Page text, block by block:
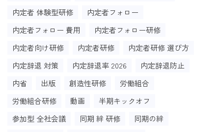
内定者 体験型研修
内定者フォロー
内定者フォロー 費用
内定者フォロー研修
内定者向け研修
内定者研修
内定者研修 選び方
内定辞退 対策
内定辞退率 2026
内定辞退防止
内省
出版 創造性研修
労働組合
労働組合研修
動画
半期キックオフ
参加型 全社会議
同期 絆 研修
同期の絆